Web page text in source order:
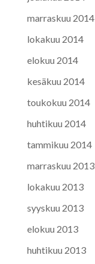
marraskuu 2014
lokakuu 2014
elokuu 2014
kesäkuu 2014
toukokuu 2014
huhtikuu 2014
tammikuu 2014
marraskuu 2013
lokakuu 2013
syyskuu 2013
elokuu 2013
huhtikuu 2013